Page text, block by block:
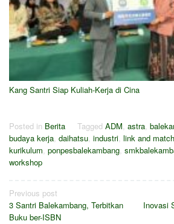
Kang Santri Siap Kuliah-Kerja di Cina
Posted in Berita Tagged ADM astra
budaya kerja daihatsu industri link and match
kurikulum ponpesbalekambang
workshop
Post
navigation
Previous post
3 Santri Balekambang, Terbitkan
Buku ber-ISBN
Inovasi